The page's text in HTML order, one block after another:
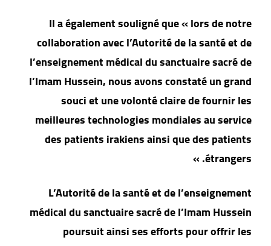
Il a également souligné que « lors de notre
collaboration avec l’Autorité de la santé et de
l’enseignement médical du sanctuaire sacré de
l’Imam Hussein, nous avons constaté un grand
souci et une volonté claire de fournir les
meilleures technologies mondiales au service
des patients irakiens ainsi que des patients
étrangers. »
L’Autorité de la santé et de l’enseignement
médical du sanctuaire sacré de l’Imam Hussein
poursuit ainsi ses efforts pour offrir les